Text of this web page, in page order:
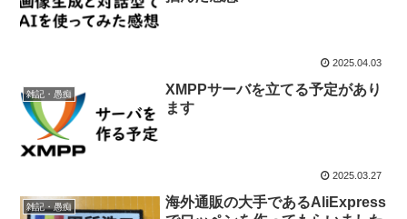
2025.04.03
雑記・愚痴
XMPPサーバを立てる予定があり
ます
2025.03.27
雑記・愚痴
海外通販の大手であるAliExpress